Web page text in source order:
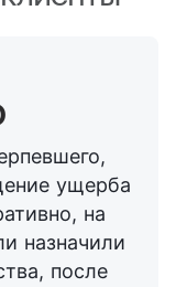
ущерба
на
назначили
после